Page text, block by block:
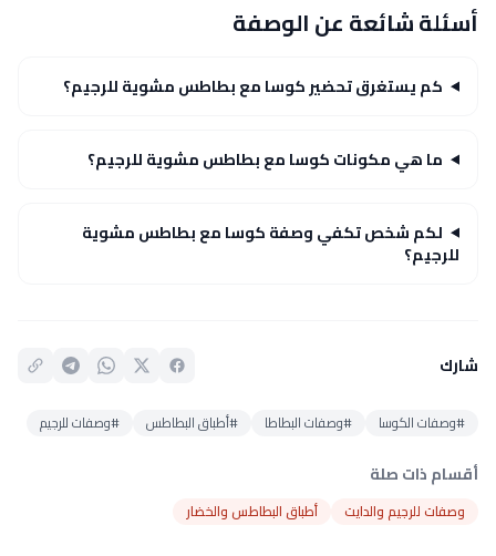
أسئلة شائعة عن الوصفة
كم يستغرق تحضير كوسا مع بطاطس مشوية للرجيم؟
ما هي مكونات كوسا مع بطاطس مشوية للرجيم؟
لكم شخص تكفي وصفة كوسا مع بطاطس مشوية
للرجيم؟
شارك
#وصفات الكوسا #وصفات البطاطا #أطباق البطاطس #وصفات للرجيم
أقسام ذات صلة
وصفات للرجيم والدايت أطباق البطاطس والخضار